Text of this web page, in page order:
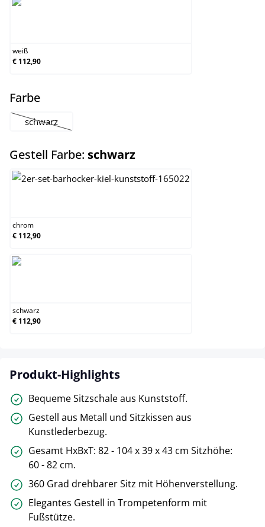
weiß
€ 112,90
Farbeauswählen
schwarz
(Diese Option ist zurzeit nicht verfügbar.)
Gestell Farbe: schwarzauswählen
chrom
€ 112,90
schwarz
€ 112,90
Produkt-Highlights
Bequeme Sitzschale aus Kunststoff.
Gestell aus Metall und Sitzkissen aus
Kunstlederbezug.
Gesamt HxBxT: 82 - 104 x 39 x 43 cm Sitzhöhe:
60 - 82 cm.
360 Grad drehbarer Sitz mit Höhenverstellung.
Elegantes Gestell in Trompetenform mit
Fußstütze.